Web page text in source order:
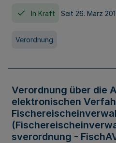
In Kraft Seit 26. März
Verordnung
Verordnung über die
elektronischen
sverordnung -